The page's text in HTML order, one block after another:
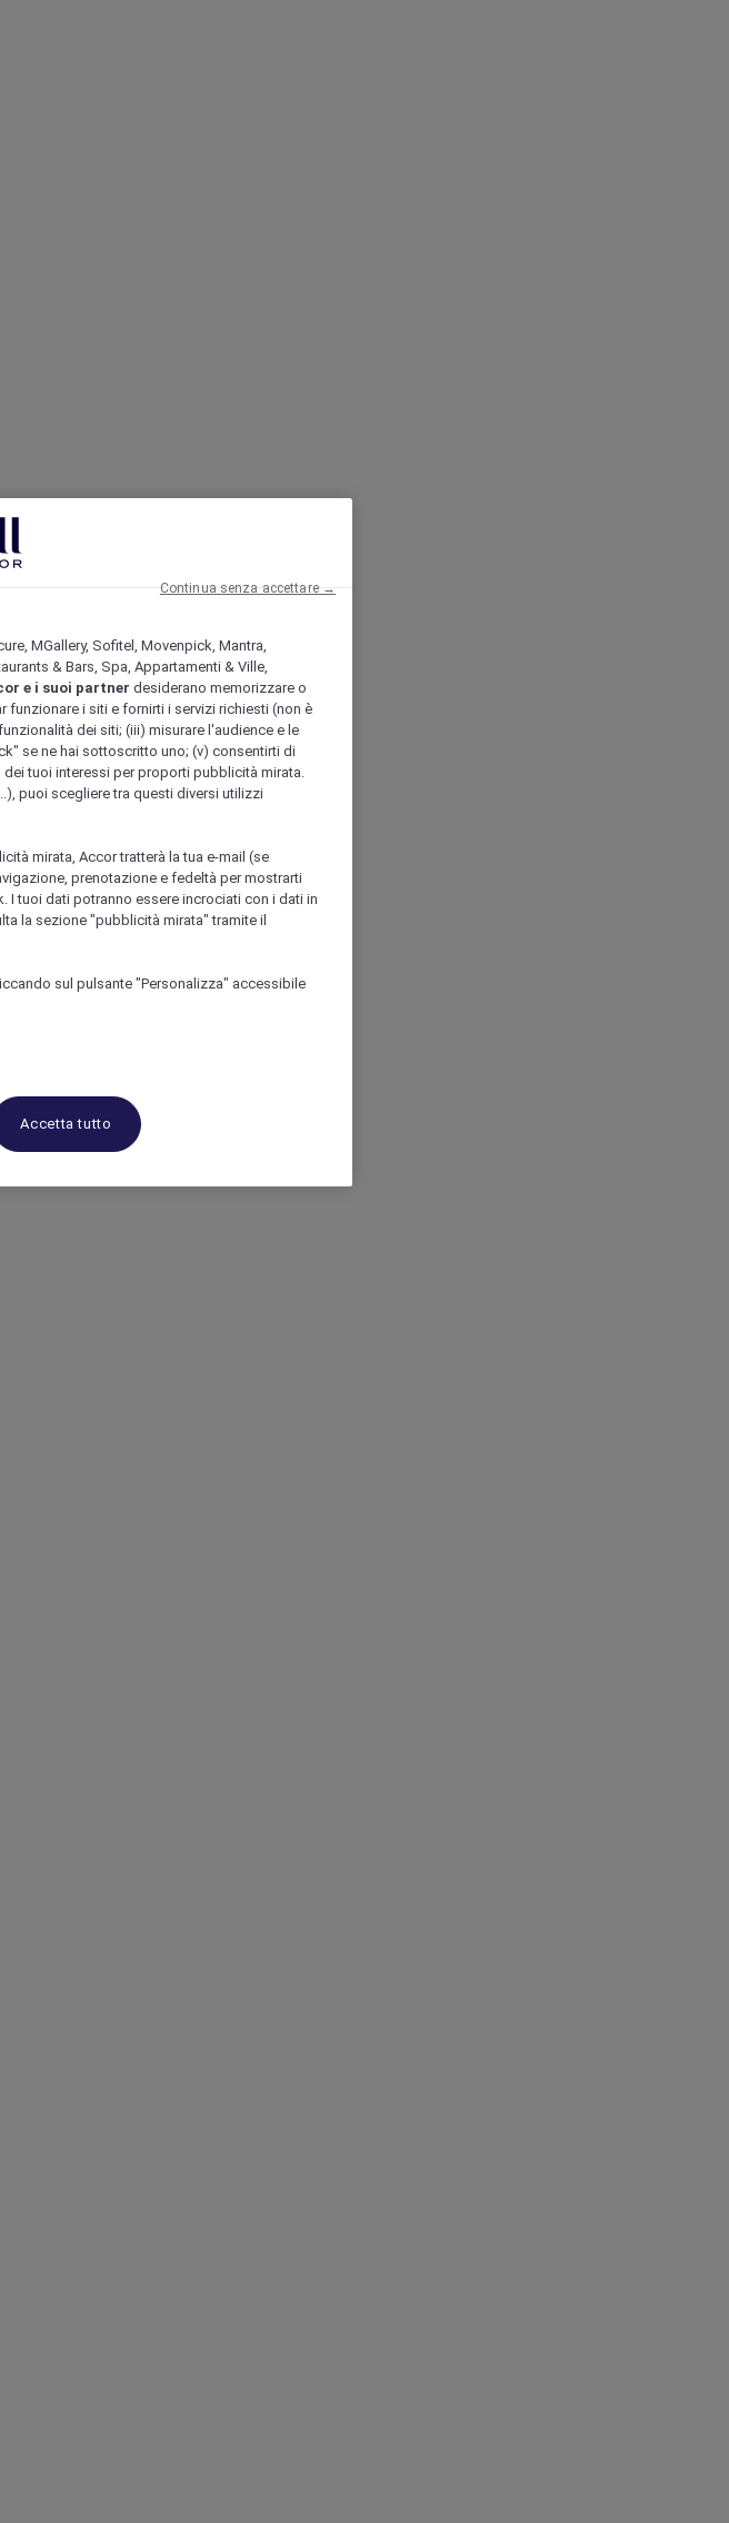
MGallery, Sofitel, Movenpick, Mantra,
& Bars, Spa, Appartamenti & Ville,
e i suoi partner desiderano memorizzare o
i siti e fornirti i servizi richiesti (non è
dei siti; (iii) misurare l'audience e le
se ne hai sottoscritto uno; (v) consentirti di
tuoi interessi per proporti pubblicità mirata.
puoi scegliere tra questi diversi utilizzi
mirata, Accor tratterà la tua e-mail (se
prenotazione e fedeltà per mostrarti
I tuoi dati potranno essere incrociati con i dati in
la sezione "pubblicità mirata" tramite il
sul pulsante "Personalizza" accessibile
Accetta tutto
Continua senza accettare →